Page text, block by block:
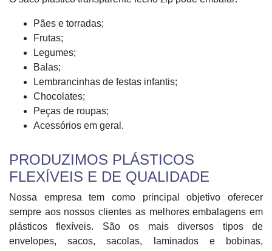
Pães e torradas;
Frutas;
Legumes;
Balas;
Lembrancinhas de festas infantis;
Chocolates;
Peças de roupas;
Acessórios em geral.
PRODUZIMOS PLÁSTICOS
FLEXÍVEIS E DE QUALIDADE
Nossa empresa tem como principal objetivo oferecer
sempre aos nossos clientes as melhores embalagens em
plásticos flexíveis. São os mais diversos tipos de
envelopes, sacos, sacolas, laminados e bobinas,